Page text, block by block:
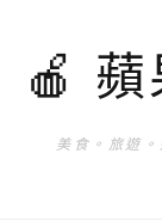
🍎 蘋
美食。旅遊